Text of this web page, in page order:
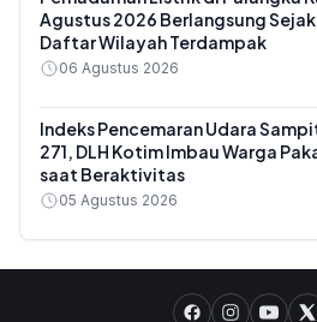
Agustus 2026 Berlangsung Sejak
Daftar Wilayah Terdampak
06 Agustus 2026
Indeks Pencemaran Udara
271, DLH Kotim Imbau Warga
saat Beraktivitas
05 Agustus 2026